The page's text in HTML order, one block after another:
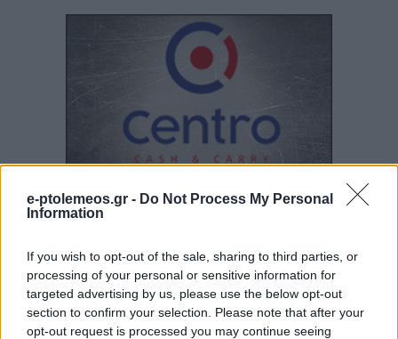
e-ptolemeos.gr - Do Not Process My Personal
Information
If you wish to opt-out of the sale, sharing to third parties, or
processing of your personal or sensitive information for
targeted advertising by us, please use the below opt-out
section to confirm your selection. Please note that after your
opt-out request is processed you may continue seeing